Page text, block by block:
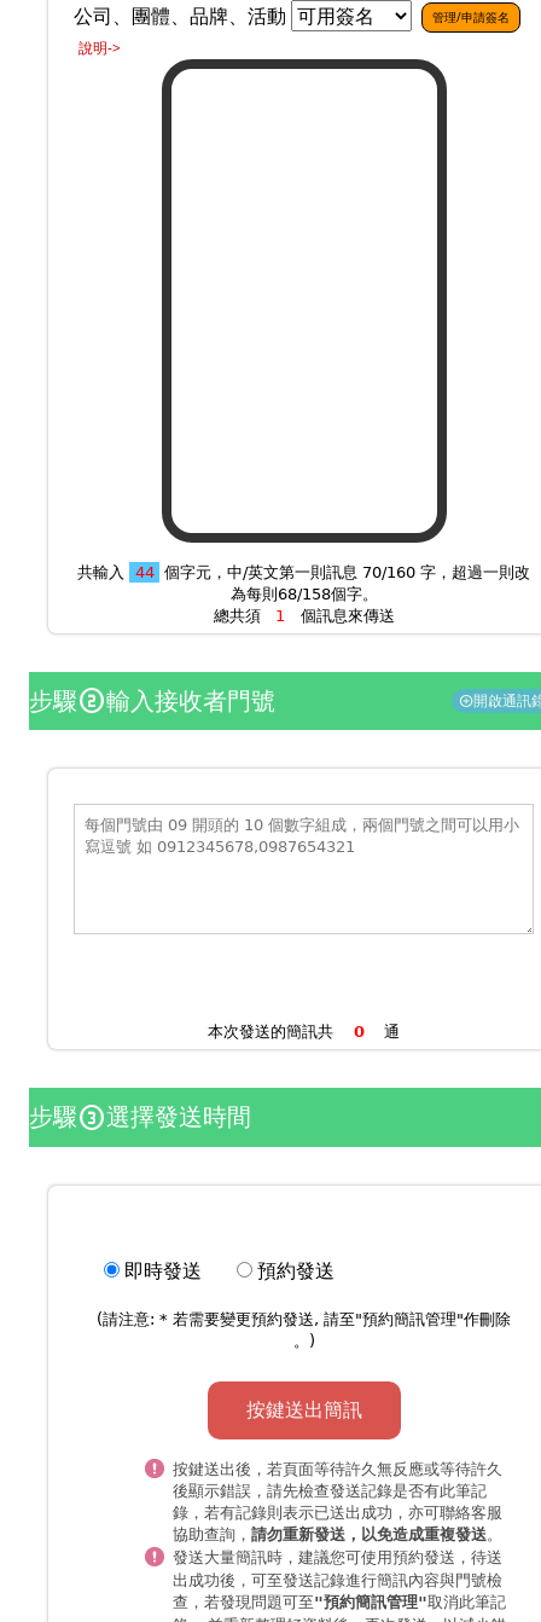
公司、團體、品牌、活動 管理/申請簽名
說明->
共輸入
個字元，中/英文第一則訊息 70/160 字，超過一則改
為每則68/158個字。
總共須
個訊息來傳送
步驟counter_2輸入接收者門號 add_circle開啟通訊
本次發送的簡訊共 通
步驟counter_3選擇發送時間
即時發送 預約發送
(請注意: * 若需要變更預約發送, 請至"預約簡訊管理"作刪除
。)
按鍵送出簡訊
按鍵送出後，若頁面等待許久無反應或等待許久
後顯示錯誤，請先檢查發送記錄是否有此筆記
錄，若有記錄則表示已送出成功，亦可聯絡客服
協助查詢，請勿重新發送，以免造成重複發送。
發送大量簡訊時，建議您可使用預約發送 ，待送
出成功後，可至發送記錄進行簡訊內容與門號檢
查，若發現問題可至"預約簡訊管理"取消此筆記